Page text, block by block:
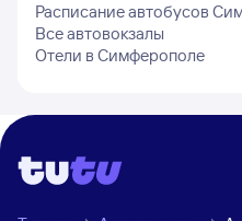
Расписание автобусов
Все автовокзалы
Отели в Симферополе